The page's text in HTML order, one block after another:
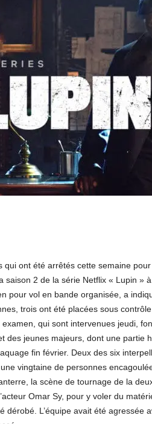
qui ont été arrêtés cette semaine
saison 2 de la série Netflix « Lupin »
pour vol en bande organisée, a
trois ont été placées sous
qui sont intervenues jeudi,
des jeunes majeurs, dont une partie
fin février. Deux des six
vingtaine de personnes
la scène de tournage de la
Omar Sy, pour y voler du
dérobé. L’équipe avait été agressée